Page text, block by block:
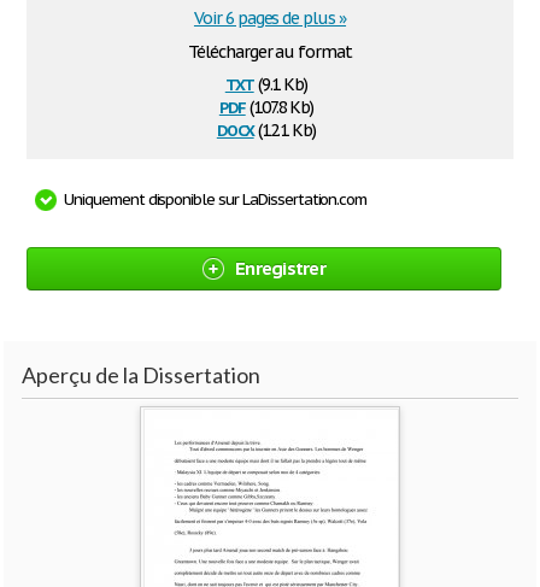
Télécharger au format
txt(9.1 Kb)
pdf(107.8 Kb)
docx(12.1 Kb)
Voir 6 pages de plus »
Uniquement disponible sur LaDissertation.com
Enregistrer
Aperçu de la Dissertation